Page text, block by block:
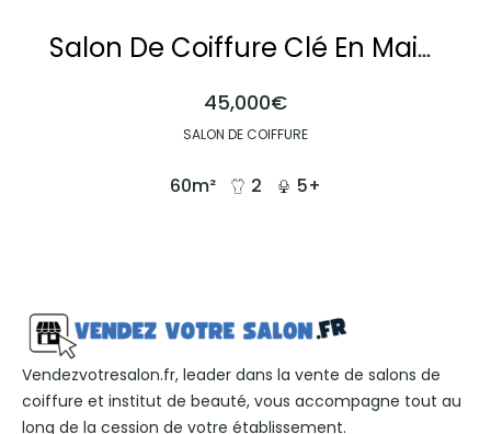
Salon De Coiffure Clé En Main Au Cœur D’un Village Dynamique
45,000€
SALON DE COIFFURE
60m² 2 5+
Vendezvotresalon.fr, leader dans la vente de salons de
coiffure et institut de beauté, vous accompagne tout au
long de la cession de votre établissement.